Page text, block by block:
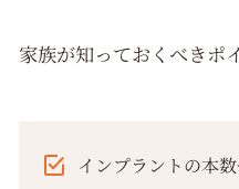
家族が知っておくべきポ
インプラントの本